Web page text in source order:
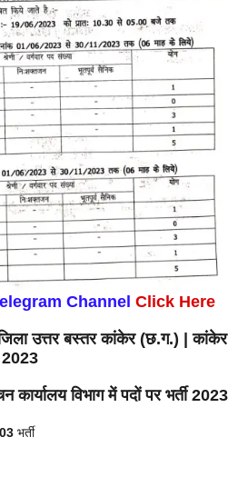
Channel Click Here
जिला उत्तर बस्तर कांकेर (छ.ग.) | कांकेर
कार्यालय विभाग में पदों पर भर्ती 2023
भर्ती